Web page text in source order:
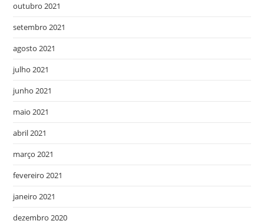
outubro 2021
setembro 2021
agosto 2021
julho 2021
junho 2021
maio 2021
abril 2021
março 2021
fevereiro 2021
janeiro 2021
dezembro 2020